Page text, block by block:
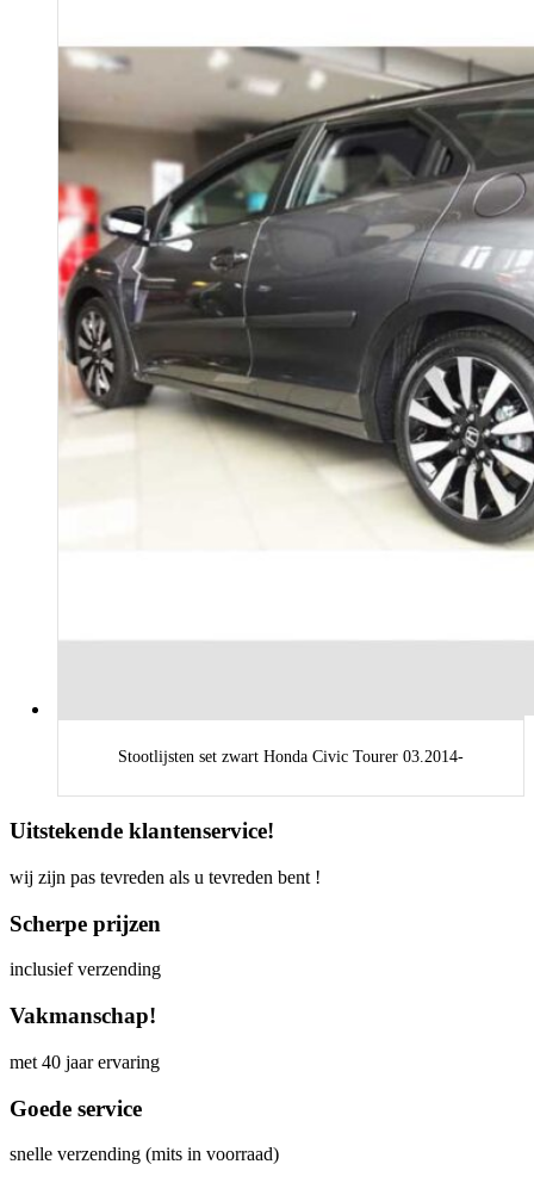
Stootlijsten set zwart Honda Civic Tourer 03.2014-
Uitstekende klantenservice!
wij zijn pas tevreden als u tevreden bent !
Scherpe prijzen
inclusief verzending
Vakmanschap!
met 40 jaar ervaring
Goede service
snelle verzending (mits in voorraad)